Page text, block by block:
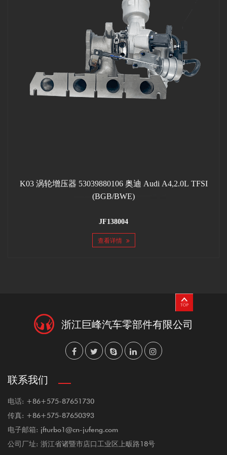
K03 涡轮增压器 53039880106 奥迪 Audi A4,2.0L TFSI
(BGB/BWE)
JF138004
查看详情
浙江巨峰汽车零部件有限公司
联系我们
电话: +86+575-87651730
传真: +86+575-87650393
电子邮箱: jfturbo1@cn-jufeng.com
公司厂址: 浙江省诸暨市店口工业区上畈路18号